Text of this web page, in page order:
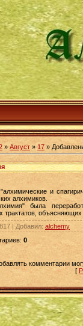
» Август » 17 »
и
алхимиков.
была
трактатов,
| Добавил: alchemy
: 0
комментарии
[